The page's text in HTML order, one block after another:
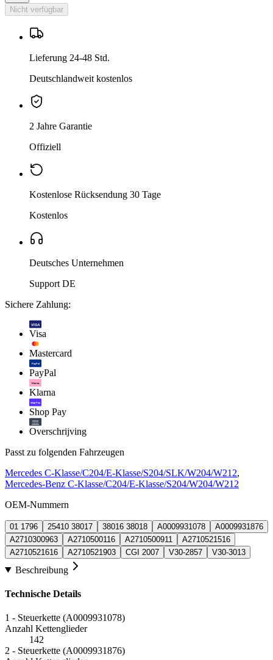
Nicht verfügbar
Lieferung 24-48 Std.
Deutschlandweit kostenlos
2 Jahre Garantie
Offiziell
Kostenlose Rücksendung 30 Tage
Kostenlos
Deutsches Unternehmen
Support DE
Sichere Zahlung:
VISA
Visa
Mastercard
PayPal
PayPal
Klarna.
Klarna
shop Pay
Shop Pay
Overschrijving
Passt zu folgenden Fahrzeugen
Mercedes C-Klasse/C204/E-Klasse/S204/SLK/W204/W212,
Mercedes-Benz C-Klasse/C204/E-Klasse/S204/W204/W212
OEM-Nummern
01 1796 25410 38017 38016 38018 A0009931078
A0009931876
A2710300963
A2710500116 A2710500911
A2710521516
A2710521616
A2710521903 CGI 2007 V30-2857 V30-3013
Beschreibung
Technische Details
1 - Steuerkette (A0009931078)
Anzahl Kettenglieder
142
2 - Steuerkette (A0009931876)